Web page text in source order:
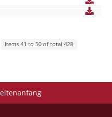
Items 41 to 50 of total 428